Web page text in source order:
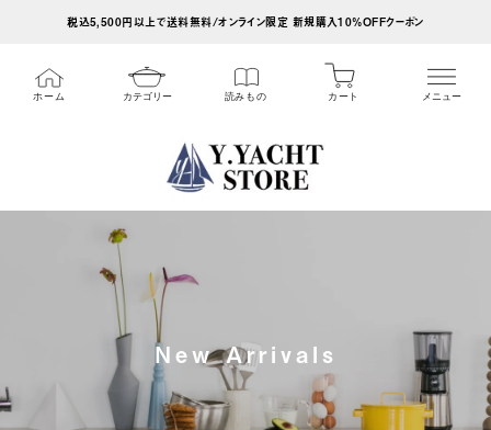
移
動
税込5,500円以上で送料無料/オンライン限定 新規購入10%OFFクーポン
ホーム カテゴリー 読みもの カート メニュー
New Arrivals